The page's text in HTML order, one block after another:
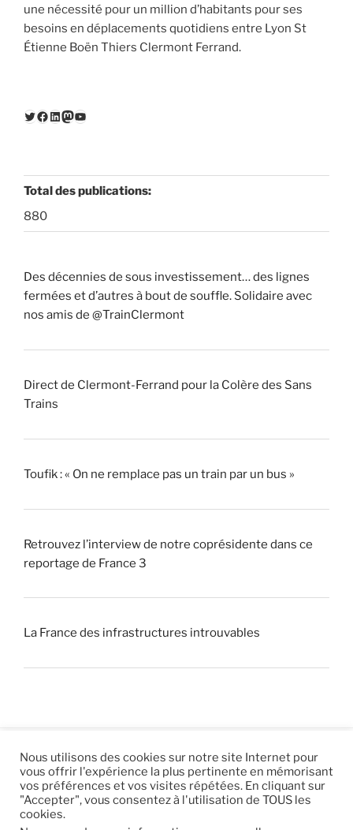
une nécessité pour un million d’habitants pour ses
besoins en déplacements quotidiens entre Lyon St
Étienne Boën Thiers Clermont Ferrand.
Twitter
Facebook
LinkedIn
Mastodon
YouTube
Total des publications:
880
Des décennies de sous investissement… des lignes
fermées et d’autres à bout de souffle. Solidaire avec
nos amis de @TrainClermont
Direct de Clermont-Ferrand pour la Colère des Sans
Trains
Toufik : « On ne remplace pas un train par un bus »
Retrouvez l’interview de notre coprésidente dans ce
reportage de France 3
La France des infrastructures introuvables
© 2026 |Mentions légales|Hébergement Eur’Net.|
RSS|sitemap
Nous utilisons des cookies sur notre site Internet pour
vous offrir l'expérience la plus pertinente en mémorisant
vos préférences et vos visites répétées. En cliquant sur
"Accepter", vous consentez à l'utilisation de TOUS les
cookies.